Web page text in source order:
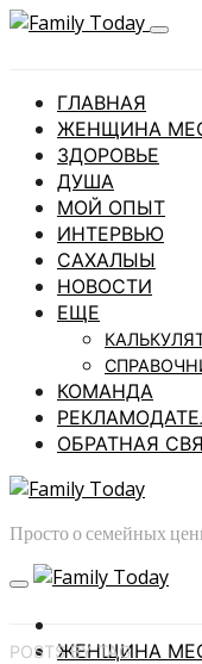
ГЛАВНАЯ
ЖЕНЩИНА
ЗДОРОВЬЕ
ДУША
МОЙ ОПЫТ
ИНТЕРВЬЮ
САХАЛЫЫ
НОВОСТИ
ЕЩЕ
КОМАНДА
ОБРАТНАЯ
Просто о семейных
ЖЕНЩИНА
POSTS BY TAG